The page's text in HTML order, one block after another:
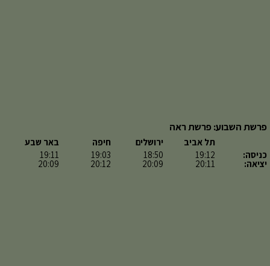
פרשת השבוע: פרשת ראה
כניסה:
יציאה:
תל אביב
19:12
20:11
ירושלים
18:50
20:09
חיפה
19:03
20:12
באר שבע
19:11
20:09